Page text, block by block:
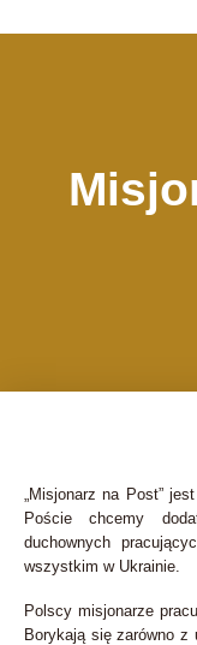
„Misjonarz na Post”
Poście chcemy
duchownych
wszystkim w Ukrainie.
Polscy misjonarze
Borykają się zarówno z